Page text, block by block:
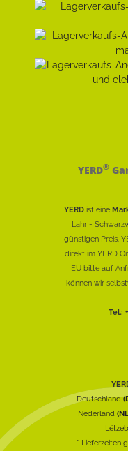
YERD®
YERD ist eine
Lahr -
günstigen Preis.
direkt im YERD
EU bitte auf
können wir
Tel.:
Deutschland
Nederland
* Lieferzeiten